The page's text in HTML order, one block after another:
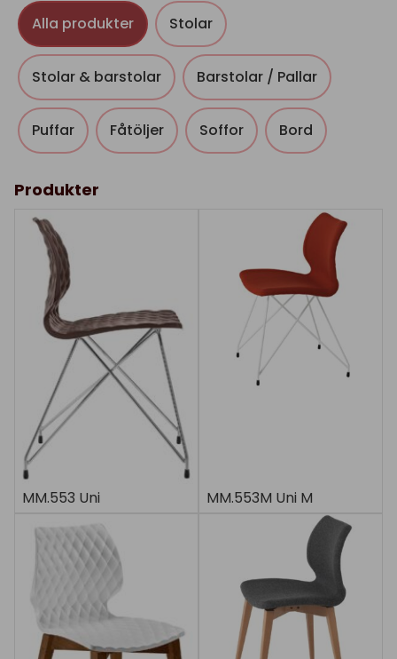
Alla produkter Stolar
Stolar & barstolar Barstolar / Pallar
Puffar Fåtöljer Soffor Bord
Produkter
MM.553 Uni MM.553M Uni M